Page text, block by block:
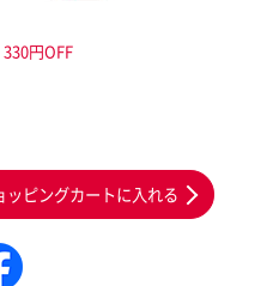
330円OFF
ッピングカートに入れる